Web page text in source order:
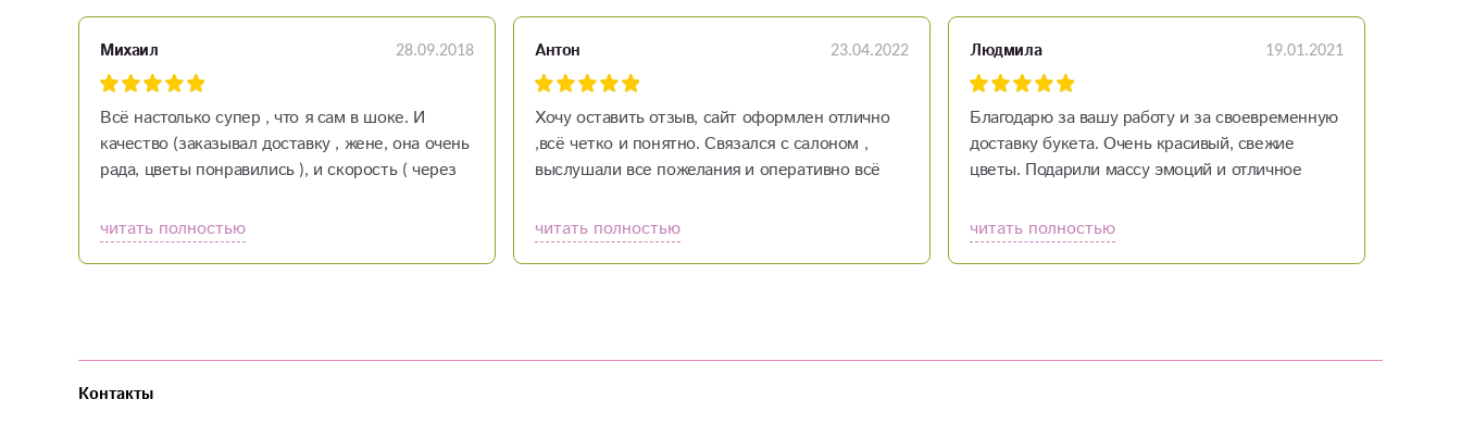
Михаил 28.09.2018
Всё настолько супер , что я сам в шоке. И
качество (заказывал доставку , жене, она очень
рада, цветы понравились ), и скорость ( через
радостные вести от жены), и цены (очень
демократичны :) ), и всё всё всё. По оплате
читать полностью
Антон 23.04.2022
Хочу оставить отзыв, сайт оформлен отлично
,всё четко и понятно. Связался с салоном ,
выслушали все пожелания и оперативно всё
читать полностью
Людмила 19.01.2021
Благодарю за вашу работу и за своевременную
доставку букета. Очень красивый, свежие
цветы. Подарили массу эмоций и отличное
читать полностью
Контакты